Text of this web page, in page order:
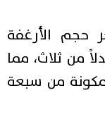
حجم الأرغفة
من ثلاث، مما
من سبعة